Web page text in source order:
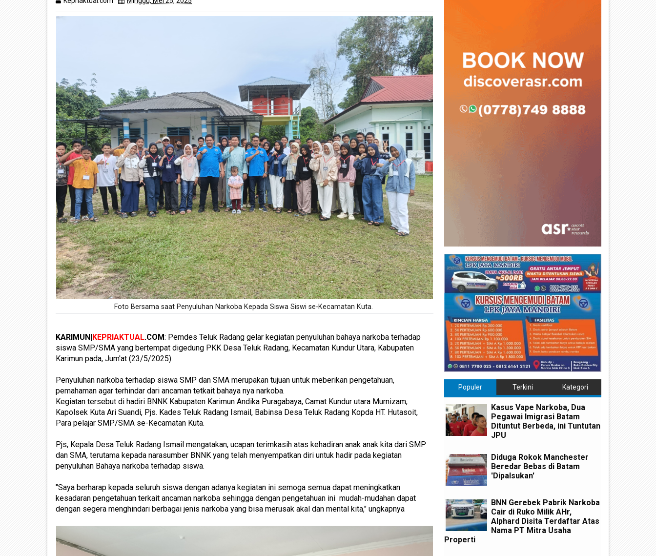
Foto Bersama saat Penyuluhan Narkoba Kepada Siswa Siswi se-Kecamatan Kuta.
KARIMUN|KEPRIAKTUAL.COM: Pemdes Teluk Radang gelar kegiatan penyuluhan bahaya narkoba terhadap
siswa SMP/SMA yang bertempat digedung PKK Desa Teluk Radang, Kecamatan Kundur Utara, Kabupaten
Karimun pada, Jum'at (23/5/2025).
Penyuluhan narkoba terhadap siswa SMP dan SMA merupakan tujuan untuk meberikan pengetahuan,
pemahaman agar terhindar dari ancaman tetkait bahaya nya narkoba.
Kegiatan tersebut di hadiri BNNK Kabupaten Karimun Andika Puragabaya, Camat Kundur utara Murnizam,
Kapolsek Kuta Ari Suandi, Pjs. Kades Teluk Radang Ismail, Babinsa Desa Teluk Radang Kopda HT. Hutasoit,
Para pelajar SMP/SMA se-Kecamatan Kuta.
Pjs, Kepala Desa Teluk Radang Ismail mengatakan, ucapan terimkasih atas kehadiran anak anak kita dari SMP
dan SMA, terutama kepada narasumber BNNK yang telah menyempatkan diri untuk hadir pada kegiatan
penyuluhan Bahaya narkoba terhadap siswa.
"Saya berharap kepada seluruh siswa dengan adanya kegiatan ini semoga semua dapat meningkatkan
kesadaran pengetahuan terkait ancaman narkoba sehingga dengan pengetahuan ini mudah-mudahan dapat
dengan segera menghindari berbagai jenis narkoba yang bisa merusak akal dan mental kita," ungkapnya
Populer Terkini Kategori
Kasus Vape Narkoba, Dua
Pegawai Imigrasi Batam
Dituntut Berbeda, ini Tuntutan
JPU
Diduga Rokok Manchester
Beredar Bebas di Batam
'Dipalsukan'
BNN Gerebek Pabrik Narkoba
Cair di Ruko Milik AHr,
Alphard Disita Terdaftar Atas
Nama PT Mitra Usaha
Properti